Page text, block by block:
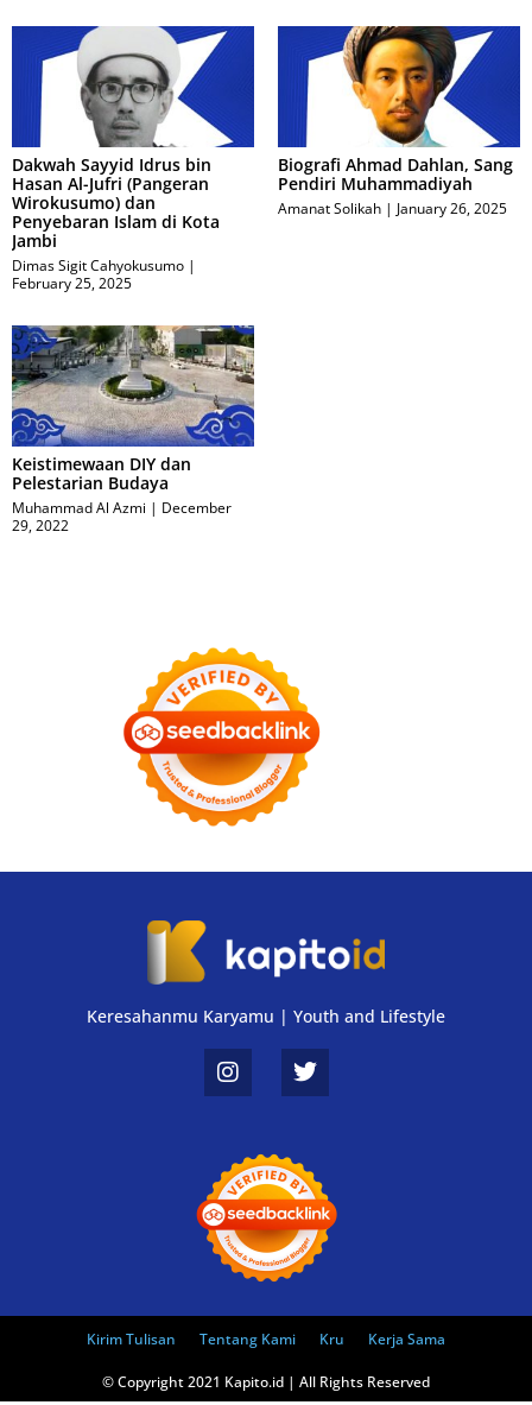
Dakwah Sayyid Idrus bin
Hasan Al-Jufri (Pangeran
Wirokusumo) dan
Penyebaran Islam di Kota
Jambi
Dimas Sigit Cahyokusumo
February 25, 2025
Biografi Ahmad Dahlan, Sang
Pendiri Muhammadiyah
Amanat Solikah January 26, 2025
Keistimewaan DIY dan
Pelestarian Budaya
Muhammad Al Azmi
December
29, 2022
Keresahanmu Karyamu | Youth and Lifestyle
Kirim Tulisan Tentang Kami Kru Kerja Sama
© Copyright 2021 Kapito.id | All Rights Reserved